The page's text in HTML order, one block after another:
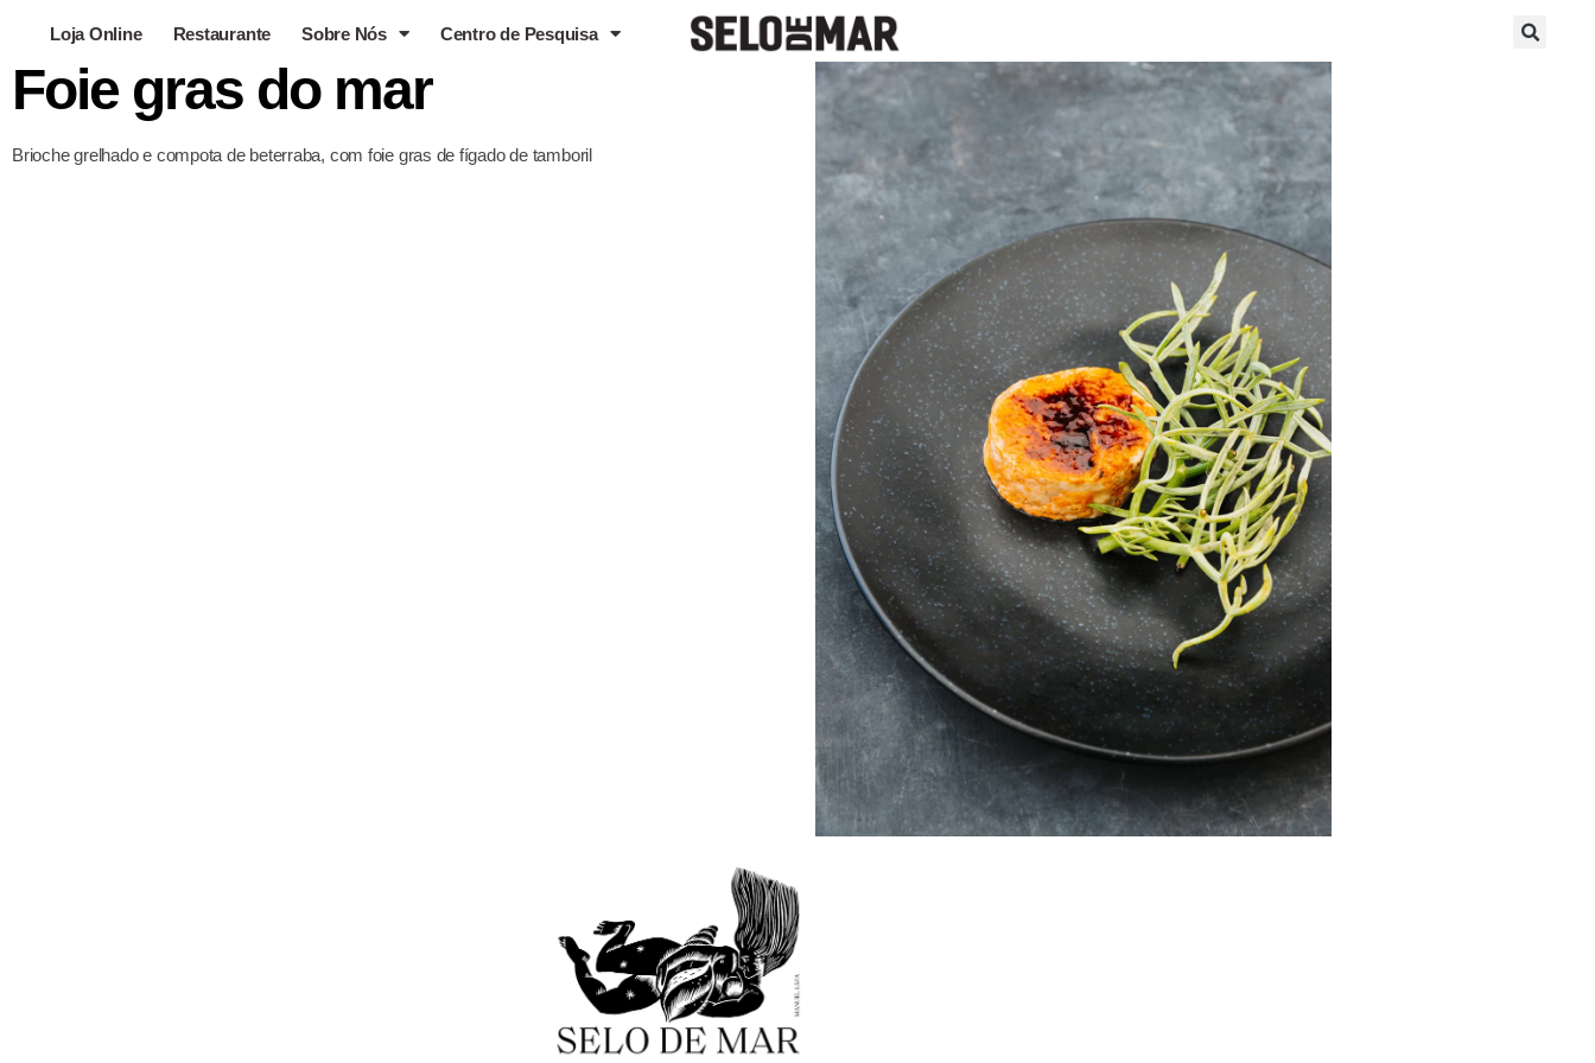
Loja Online Restaurante Sobre Nós Centro de Pesquisa
Foie gras do mar
Brioche grelhado e compota de beterraba, com foie gras de fígado de tamboril